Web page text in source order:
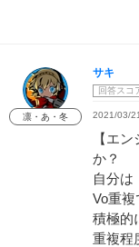
凛・あ・冬
サキ
回答スコ
2021/03/21
【エ
か？
自分は
Vo重複
積極的
重複程